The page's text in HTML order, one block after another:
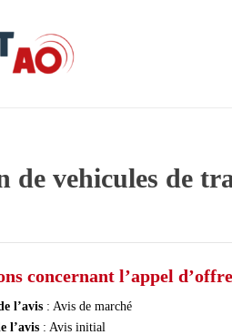
de vehicules de
concernant l’appel
l’avis : Avis de marché
l’avis : Avis initial